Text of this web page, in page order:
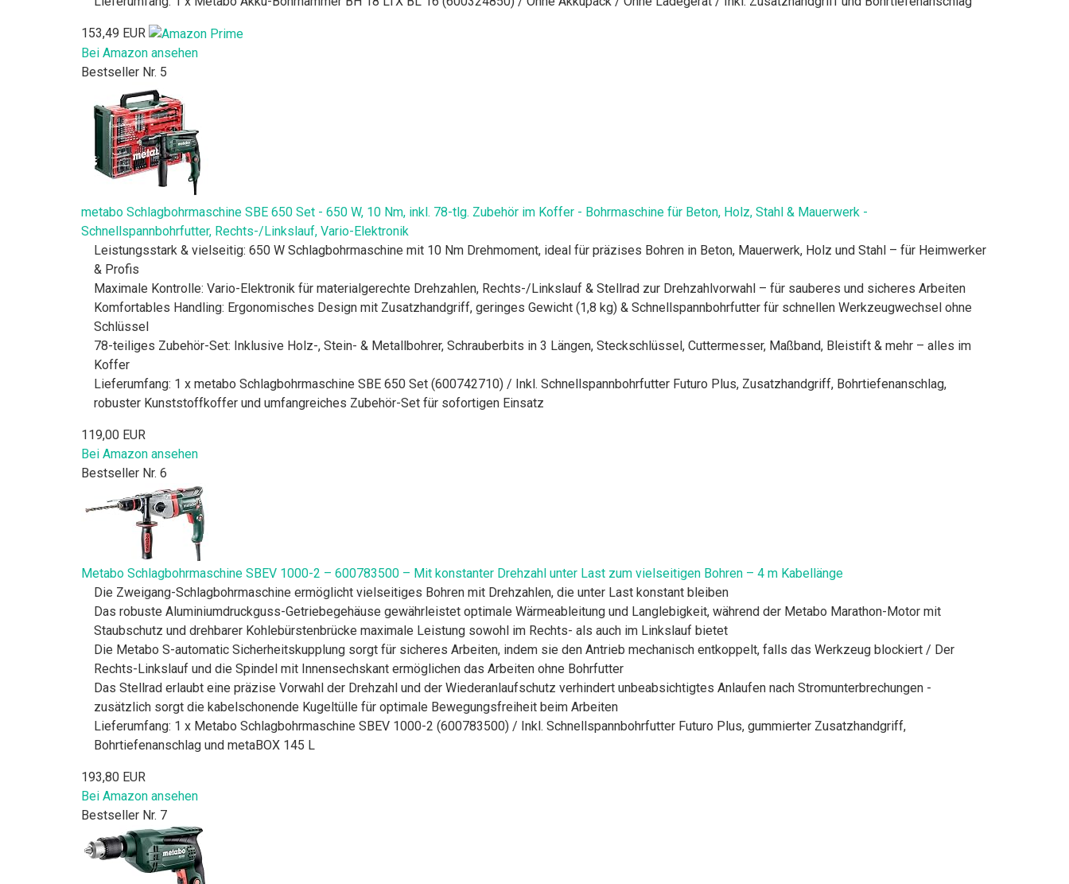
153,49 EUR
Bei Amazon ansehen
Bestseller Nr. 5
metabo Schlagbohrmaschine SBE 650 Set - 650 W, 10 Nm, inkl. 78-tlg. Zubehör im Koffer - Bohrmaschine für Beton, Holz, Stahl & Mauerwerk -
Schnellspannbohrfutter, Rechts-/Linkslauf, Vario-Elektronik
Leistungsstark & vielseitig: 650 W Schlagbohrmaschine mit 10 Nm Drehmoment, ideal für präzises Bohren in Beton, Mauerwerk, Holz und Stahl – für Heimwerker
& Profis
Maximale Kontrolle: Vario-Elektronik für materialgerechte Drehzahlen, Rechts-/Linkslauf & Stellrad zur Drehzahlvorwahl – für sauberes und sicheres Arbeiten
Komfortables Handling: Ergonomisches Design mit Zusatzhandgriff, geringes Gewicht (1,8 kg) & Schnellspannbohrfutter für schnellen Werkzeugwechsel ohne
Schlüssel
78-teiliges Zubehör-Set: Inklusive Holz-, Stein- & Metallbohrer, Schrauberbits in 3 Längen, Steckschlüssel, Cuttermesser, Maßband, Bleistift & mehr – alles im
Koffer
Lieferumfang: 1 x metabo Schlagbohrmaschine SBE 650 Set (600742710) / Inkl. Schnellspannbohrfutter Futuro Plus, Zusatzhandgriff, Bohrtiefenanschlag,
robuster Kunststoffkoffer und umfangreiches Zubehör-Set für sofortigen Einsatz
119,00 EUR
Bei Amazon ansehen
Bestseller Nr. 6
Metabo Schlagbohrmaschine SBEV 1000-2 – 600783500 – Mit konstanter Drehzahl unter Last zum vielseitigen Bohren – 4 m Kabellänge
Die Zweigang-Schlagbohrmaschine ermöglicht vielseitiges Bohren mit Drehzahlen, die unter Last konstant bleiben
Das robuste Aluminiumdruckguss-Getriebegehäuse gewährleistet optimale Wärmeableitung und Langlebigkeit, während der Metabo Marathon-Motor mit
Staubschutz und drehbarer Kohlebürstenbrücke maximale Leistung sowohl im Rechts- als auch im Linkslauf bietet
Die Metabo S-automatic Sicherheitskupplung sorgt für sicheres Arbeiten, indem sie den Antrieb mechanisch entkoppelt, falls das Werkzeug blockiert / Der
Rechts-Linkslauf und die Spindel mit Innensechskant ermöglichen das Arbeiten ohne Bohrfutter
Das Stellrad erlaubt eine präzise Vorwahl der Drehzahl und der Wiederanlaufschutz verhindert unbeabsichtigtes Anlaufen nach Stromunterbrechungen -
zusätzlich sorgt die kabelschonende Kugeltülle für optimale Bewegungsfreiheit beim Arbeiten
Lieferumfang: 1 x Metabo Schlagbohrmaschine SBEV 1000-2 (600783500) / Inkl. Schnellspannbohrfutter Futuro Plus, gummierter Zusatzhandgriff,
Bohrtiefenanschlag und metaBOX 145 L
193,80 EUR
Bei Amazon ansehen
Bestseller Nr. 7